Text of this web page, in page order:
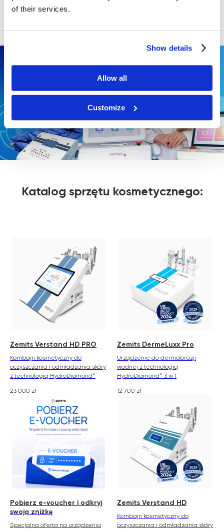
of their services.
Show details
Allow all
Customize
przetwarzanie danych osobowych.
Katalog sprzętu kosmetycznego:
Zemits Verstand HD PRO
Kombajn kosmetyczny do
oczyszczania i odmładzania skóry
z technologią HydroDiamond™
23 000 zł
Zemits DermeLuxx Pro
Urządzenie do dermabrazji
wodnej z technologią
HydroDiamond™ 3 w 1
12 700 zł
Pobierz e-voucher i odkryj
swoją zniżkę
Specjalna oferta na urządzenia
Zemits Verstand HD
Kombajn kosmetyczny do
oczyszczania i odmładzania skóry